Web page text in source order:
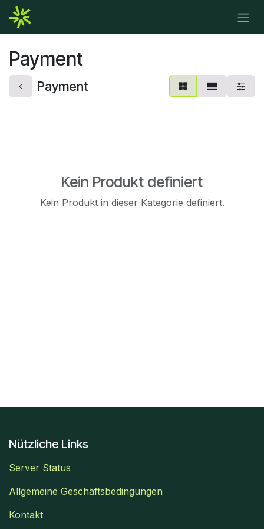
Zum Inhalt springen
Payment
Payment
Kein Produkt definiert
Kein Produkt in dieser Kategorie definiert.
Nützliche Links
Server Status
Allgemeine Geschäftsbedingungen
Kontakt